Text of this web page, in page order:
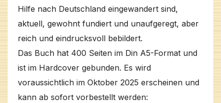
Hilfe nach Deutschland eingewandert sind,
aktuell, gewohnt fundiert und unaufgeregt, aber
reich und eindrucksvoll bebildert.
Das Buch hat 400 Seiten im Din A5-Format und
ist im Hardcover gebunden. Es wird
voraussichtlich im Oktober 2025 erscheinen und
kann ab sofort vorbestellt werden: